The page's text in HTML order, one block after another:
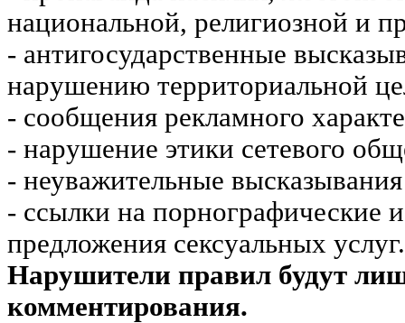
национальной, религиозной и
- антигосударственные
нарушению территориальной
- сообщения рекламного
- нарушение этики сетевого
- неуважительные
- ссылки на порнографические
предложения сексуальных услуг.
Нарушители правил будут
комментирования.